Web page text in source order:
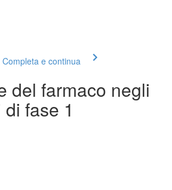
Completa e continua
del farmaco negli
fase 1